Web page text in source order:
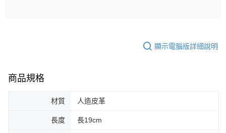
顯示電腦版詳細說明
商品規格
材質 人造皮革
長度 長19cm